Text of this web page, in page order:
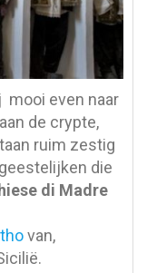
mooi even naar
de crypte,
ruim zestig
die
di Madre
van,